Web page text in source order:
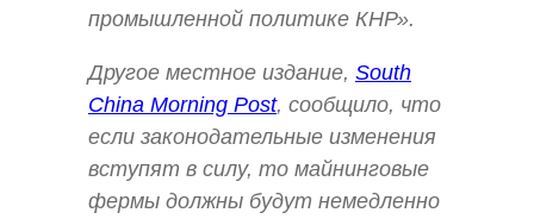
промышленной политике КНР».
Другое местное издание, South
China Morning Post, сообщило, что
если законодательные изменения
вступят в силу, то майнинговые
фермы должны будут немедленно